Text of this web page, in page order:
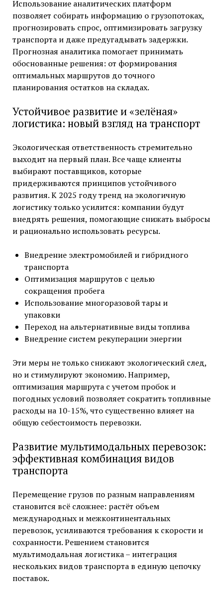
Использование аналитических платформ
позволяет собирать информацию о грузопотоках,
прогнозировать спрос, оптимизировать загрузку
транспорта и даже предугадывать задержки.
Прогнозная аналитика помогает принимать
обоснованные решения: от формирования
оптимальных маршрутов до точного
планирования остатков на складах.
Устойчивое развитие и «зелёная»
логистика: новый взгляд на транспорт
Экологическая ответственность стремительно
выходит на первый план. Все чаще клиенты
выбирают поставщиков, которые
придерживаются принципов устойчивого
развития. К 2025 году тренд на экологичную
логистику только усилится: компании будут
внедрять решения, помогающие снижать выбросы
и рационально использовать ресурсы.
Внедрение электромобилей и гибридного
транспорта
Оптимизация маршрутов с целью
сокращения пробега
Использование многоразовой тары и
упаковки
Переход на альтернативные виды топлива
Внедрение систем рекуперации энергии
Эти меры не только снижают экологический след,
но и стимулируют экономию. Например,
оптимизация маршрута с учетом пробок и
погодных условий позволяет сократить топливные
расходы на 10-15%, что существенно влияет на
общую себестоимость перевозки.
Развитие мультимодальных перевозок:
эффективная комбинация видов
транспорта
Перемещение грузов по разным направлениям
становится всё сложнее: растёт объем
международных и межконтинентальных
перевозок, усиливаются требования к скорости и
сохранности. Решением становится
мультимодальная логистика – интеграция
нескольких видов транспорта в единую цепочку
поставок.